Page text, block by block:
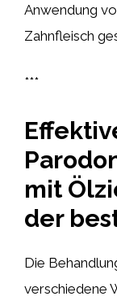
Anwendung
Zahnfleisch
***
mit
der
Die
verschiedene